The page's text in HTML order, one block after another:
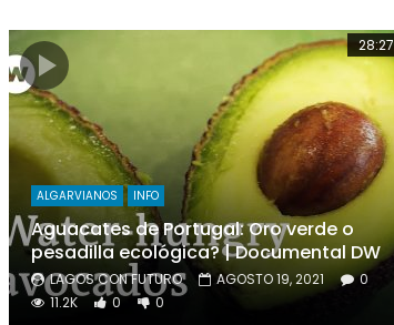
28:27
ALGARVIANOS INFO
Aguacates de Portugal: Oro verde o
pesadilla ecológica? | Documental DW
LAGOS CON FUTURO AGOSTO 19, 2021
0
11.2K
0 0